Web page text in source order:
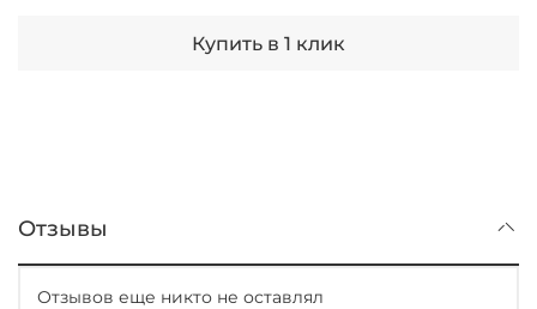
Купить в 1 клик
Отзывы
Отзывов еще никто не оставлял